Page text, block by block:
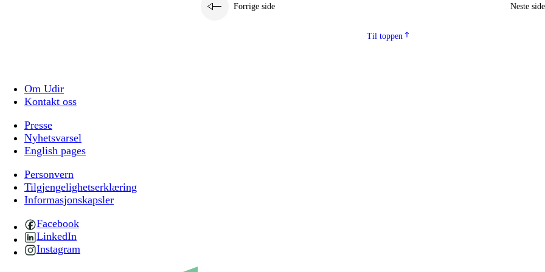
Forrige side Neste side
Til toppen
Om Udir
Kontakt oss
Presse
Nyhetsvarsel
English pages
Personvern
Tilgjengelighetserklæring
Informasjonskapsler
Facebook
LinkedIn
Instagram